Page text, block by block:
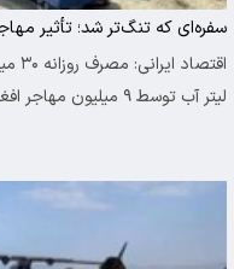
سفره‌ای که تنگ‌تر شد؛ تأثیر
لیتر آب توسط ۹ میلیون مهاجر افغان در ایران،…